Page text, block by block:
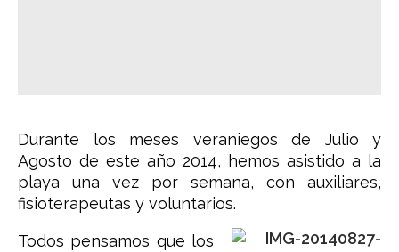
Durante los meses veraniegos de Julio y
Agosto de este año 2014, hemos asistido a la
playa una vez por semana, con auxiliares,
fisioterapeutas y voluntarios.
Todos pensamos que los